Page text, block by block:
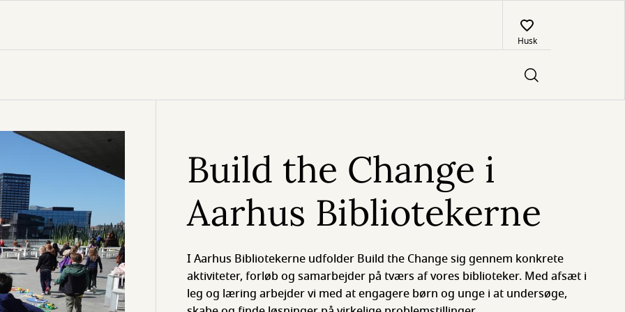
Husk
Build the Change i
Aarhus Bibliotekerne
I Aarhus Bibliotekerne udfolder Build the Change sig gennem konkrete
aktiviteter, forløb og samarbejder på tværs af vores biblioteker. Med afsæt i
leg og læring arbejder vi med at engagere børn og unge i at undersøge,